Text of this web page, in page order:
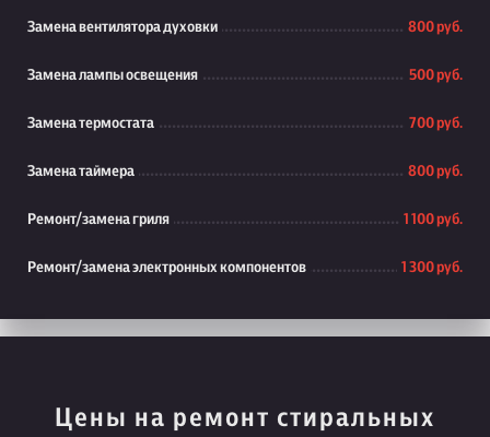
Замена вентилятора духовки 800 руб.
Замена лампы освещения 500 руб.
Замена термостата 700 руб.
Замена таймера 800 руб.
Ремонт/замена гриля 1 100 руб.
Ремонт/замена электронных компонентов 1 300 руб.
Цены на ремонт стиральных